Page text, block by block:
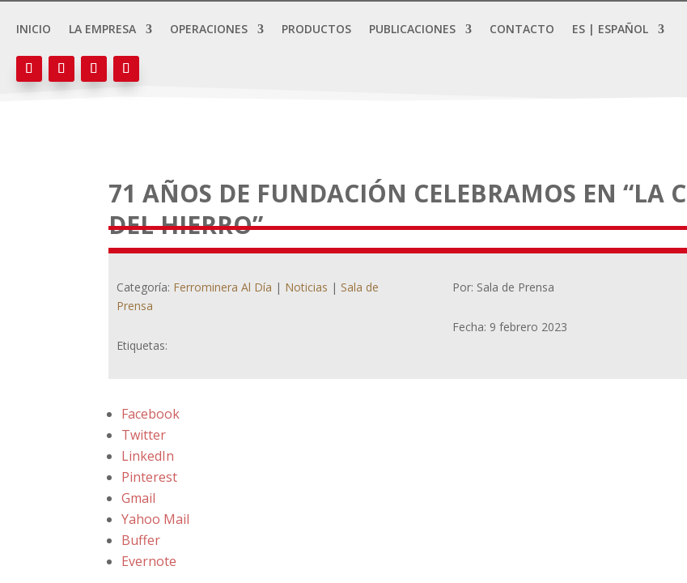
INICIO LA EMPRESA OPERACIONES PRODUCTOS PUBLICACIONES CONTACTO ES | ESPAÑOL
71 AÑOS DE FUNDACIÓN CELEBRAMOS EN “LA
DEL HIERRO”
Categoría: Ferrominera Al Día | Noticias | Sala de
Prensa
Etiquetas:
Por: Sala de Prensa
Fecha: 9 febrero 2023
Facebook
Twitter
LinkedIn
Pinterest
Gmail
Yahoo Mail
Buffer
Evernote